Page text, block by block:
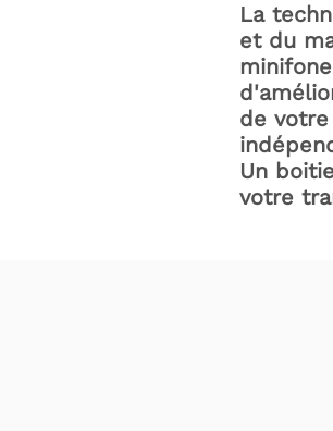
La
et du
de
Un
votre